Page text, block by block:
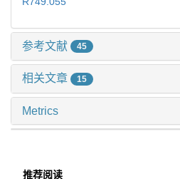
参考文献 45
相关文章 15
Metrics
推荐阅读